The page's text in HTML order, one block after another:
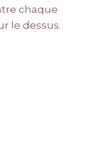
chaque
le dessus.